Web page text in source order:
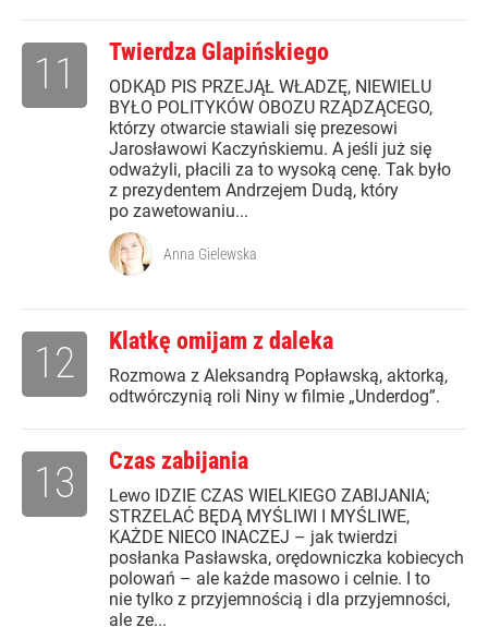
Twierdza Glapińskiego
ODKĄD PIS PRZEJĄŁ WŁADZĘ, NIEWIELU
BYŁO POLITYKÓW OBOZU RZĄDZĄCEGO,
którzy otwarcie stawiali się prezesowi
Jarosławowi Kaczyńskiemu. A jeśli już się
odważyli, płacili za to wysoką cenę. Tak było
z prezydentem Andrzejem Dudą, który
po zawetowaniu...
11
Anna Gielewska
Klatkę omijam z daleka
Rozmowa z Aleksandrą Popławską, aktorką,
odtwórczynią roli Niny w filmie „Underdog”.
12
Czas zabijania
Lewo IDZIE CZAS WIELKIEGO ZABIJANIA;
STRZELAĆ BĘDĄ MYŚLIWI I MYŚLIWE,
KAŻDE NIECO INACZEJ – jak twierdzi
posłanka Pasławska, orędowniczka kobiecych
polowań – ale każde masowo i celnie. I to
nie tylko z przyjemnością i dla przyjemności,
ale ze...
13